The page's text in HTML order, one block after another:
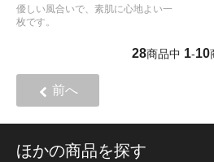
優しい風合いで、素肌に心地よい一
枚です。
28商品中 1-10
前へ
ほかの商品を探す